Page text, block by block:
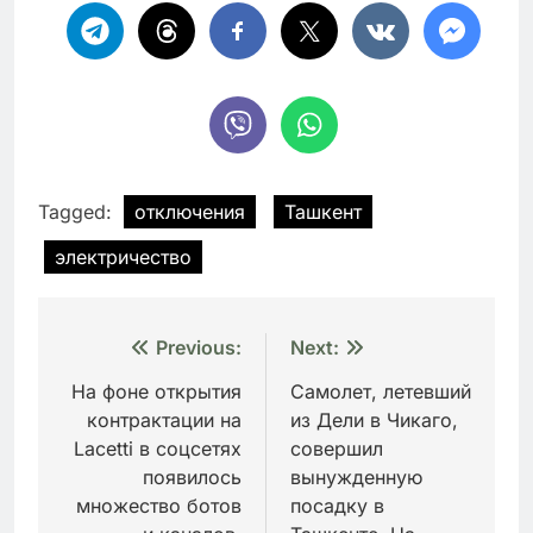
Tagged: отключения
Ташкент
электричество
Навигация
по
записям
Previous:
На фоне открытия
контрактации на
Lacetti в соцсетях
появилось
множество ботов
Next:
Самолет, летевший
из Дели в Чикаго,
совершил
вынужденную
посадку в